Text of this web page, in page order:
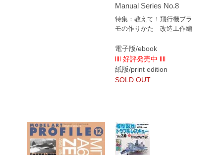
Manual Series No.8
特集：教えて！飛行機プラ
モの作りかた 改造工作編
電子版/ebook
llll 好評発売中 llll
紙版/print edition
SOLD OUT